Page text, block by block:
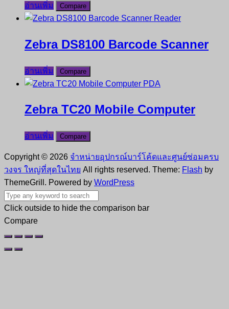
อ่านเพิ่ม Compare
Zebra DS8100 Barcode Scanner
อ่านเพิ่ม Compare
Zebra TC20 Mobile Computer
อ่านเพิ่ม Compare
Copyright © 2026 จำหน่ายอุปกรณ์บาร์โค้ดและศูนย์ซ่อมครบ
วงจร ใหญ่ที่สุดในไทย All rights reserved. Theme: Flash by
ThemeGrill. Powered by WordPress
Click outside to hide the comparison bar
Compare